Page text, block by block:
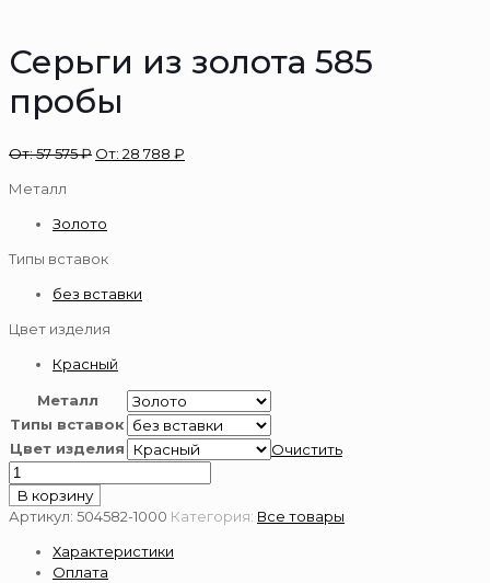
Серьги из золота 585
пробы
От:57 575₽ От: 28 788 ₽
Металл
Золото
Типы вставок
без вставки
Цвет изделия
Красный
Металл
Типы вставок
Цвет изделия
Очистить
Количество
товара
Серьги
золота
В корзину
Артикул: 504582-1000 Категория: Все товары
Характеристики
Оплата